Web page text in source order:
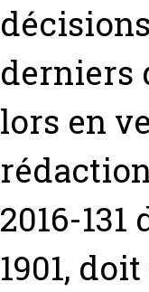
derniers
lors en
2016-
1901,